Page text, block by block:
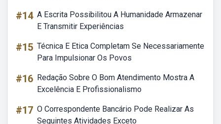
#14 A Escrita Possibilitou A Humanidade Armazenar
E Transmitir Experiências
#15 Técnica E Etica Completam Se Necessariamente
Para Impulsionar Os Povos
#16 Redação Sobre O Bom Atendimento Mostra A
Excelência E Profissionalismo
#17 O Correspondente Bancário Pode Realizar As
Seguintes Atividades Exceto